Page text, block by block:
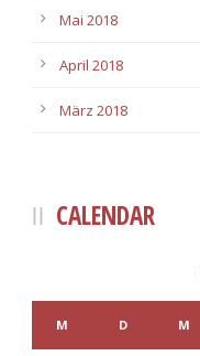
Mai 2018
April 2018
März 2018
CALENDAR
M D M